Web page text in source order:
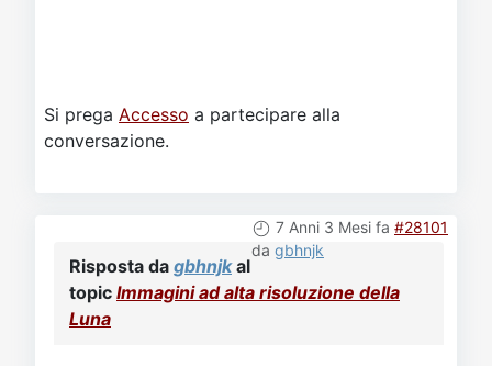
Si prega Accesso a partecipare alla
conversazione.
7 Anni 3 Mesi fa #28101
da gbhnjk
Risposta da gbhnjkal
topic Immagini ad alta risoluzione della
Luna